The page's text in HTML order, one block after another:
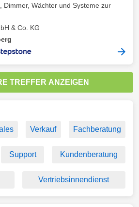
Dimmer, Wächter und Systeme zur
& Co. KG
TREFFER ANZEIGEN
Verkauf Fachberatung
Support Kundenberatung
Vertriebsinnendienst